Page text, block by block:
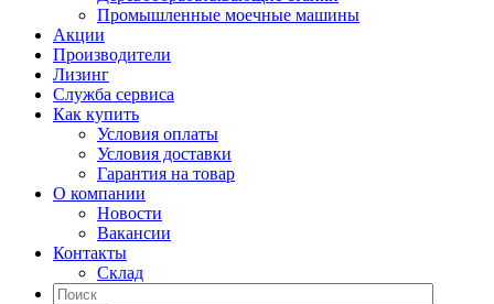
Промышленные моечные машины
Акции
Производители
Лизинг
Служба сервиса
Как купить
Условия оплаты
Условия доставки
Гарантия на товар
О компании
Новости
Вакансии
Контакты
Склад